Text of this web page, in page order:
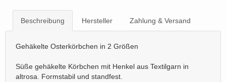
Beschreibung Hersteller Zahlung & Versand
Gehäkelte Osterkörbchen in 2 Größen
Süße gehäkelte Körbchen mit Henkel aus Textilgarn in
altrosa. Formstabil und standfest.